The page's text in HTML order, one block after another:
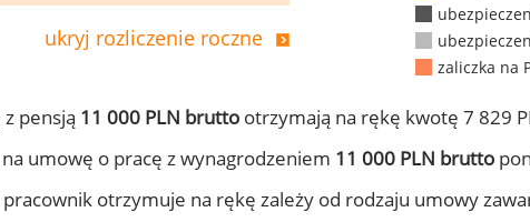
ukryj rozliczenie roczne
zaliczka na
pensją 11 000 PLN brutto otrzymają na rękę kwotę 7 829
umowę o pracę z wynagrodzeniem 11 000 PLN brutto
otrzymuje na rękę zależy od rodzaju umowy